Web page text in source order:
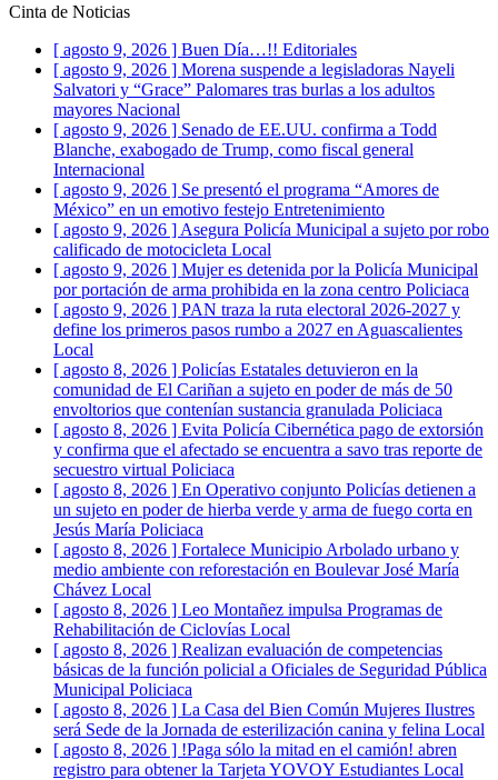
Cinta de Noticias
[ agosto 9, 2026 ] Buen Día…!! Editoriales
[ agosto 9, 2026 ] Morena suspende a legisladoras Nayeli
Salvatori y “Grace” Palomares tras burlas a los adultos
mayores Nacional
[ agosto 9, 2026 ] Senado de EE.UU. confirma a Todd
Blanche, exabogado de Trump, como fiscal general
Internacional
[ agosto 9, 2026 ] Se presentó el programa “Amores de
México” en un emotivo festejo Entretenimiento
[ agosto 9, 2026 ] Asegura Policía Municipal a sujeto por robo
calificado de motocicleta Local
[ agosto 9, 2026 ] Mujer es detenida por la Policía Municipal
por portación de arma prohibida en la zona centro Policiaca
[ agosto 9, 2026 ] PAN traza la ruta electoral 2026-2027 y
define los primeros pasos rumbo a 2027 en Aguascalientes
Local
[ agosto 8, 2026 ] Policías Estatales detuvieron en la
comunidad de El Cariñan a sujeto en poder de más de 50
envoltorios que contenían sustancia granulada Policiaca
[ agosto 8, 2026 ] Evita Policía Cibernética pago de extorsión
y confirma que el afectado se encuentra a savo tras reporte de
secuestro virtual Policiaca
[ agosto 8, 2026 ] En Operativo conjunto Policías detienen a
un sujeto en poder de hierba verde y arma de fuego corta en
Jesús María Policiaca
[ agosto 8, 2026 ] Fortalece Municipio Arbolado urbano y
medio ambiente con reforestación en Boulevar José María
Chávez Local
[ agosto 8, 2026 ] Leo Montañez impulsa Programas de
Rehabilitación de Ciclovías Local
[ agosto 8, 2026 ] Realizan evaluación de competencias
básicas de la función policial a Oficiales de Seguridad Pública
Municipal Policiaca
[ agosto 8, 2026 ] La Casa del Bien Común Mujeres Ilustres
será Sede de la Jornada de esterilización canina y felina Local
[ agosto 8, 2026 ] !Paga sólo la mitad en el camión! abren
registro para obtener la Tarjeta YOVOY Estudiantes Local